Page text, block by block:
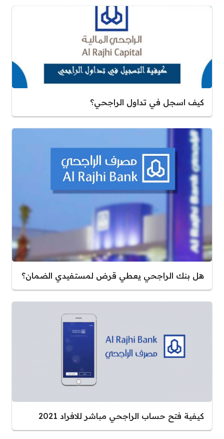
كيف اسجل في تداول الراجحي؟
هل بنك الراجحي يعطي قرض لمستفيدي الضمان؟
كيفية فتح حساب الراجحي مباشر للافراد 2021